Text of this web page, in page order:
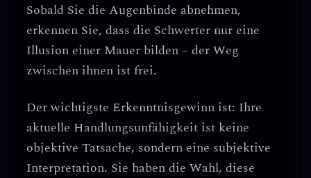
Sobald Sie die Augenbinde abnehmen,
erkennen Sie, dass die Schwerter nur eine
Illusion einer Mauer bilden – der Weg
zwischen ihnen ist frei.
Der wichtigste Erkenntnisgewinn ist: Ihre
aktuelle Handlungsunfähigkeit ist keine
objektive Tatsache, sondern eine subjektive
Interpretation. Sie haben die Wahl, diese